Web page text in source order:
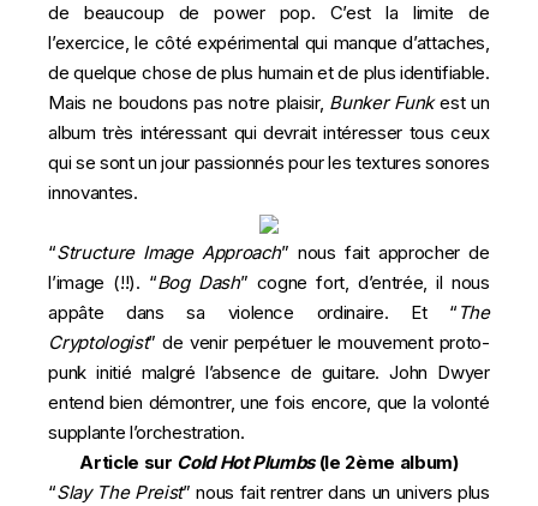
de beaucoup de power pop. C’est la limite de
l’exercice, le côté expérimental qui manque d’attaches,
de quelque chose de plus humain et de plus identifiable.
Mais ne boudons pas notre plaisir, Bunker Funkest un
album très intéressant qui devrait intéresser tous ceux
qui se sont un jour passionnés pour les textures sonores
innovantes.
“Structure Image Approach” nous fait approcher de
l’image (!!). “Bog Dash” cogne fort, d’entrée, il nous
appâte dans sa violence ordinaire. Et “ The
Cryptologist” de venir perpétuer le mouvement proto-
punk initié malgré l’absence de guitare. John Dwyer
entend bien démontrer, une fois encore, que la volonté
supplante l’orchestration.
Article sur Cold Hot Plumbs(le 2ème album)
“Slay The Preist” nous fait rentrer dans un univers plus